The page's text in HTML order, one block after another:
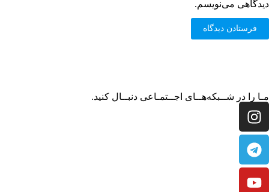
دیدگاهی می‌نویسم.
مـا را در شــبکه‌هــای اجــتمـاعی دنبــال کنید.